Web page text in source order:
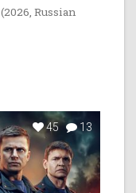
(2026, Russian
45 13